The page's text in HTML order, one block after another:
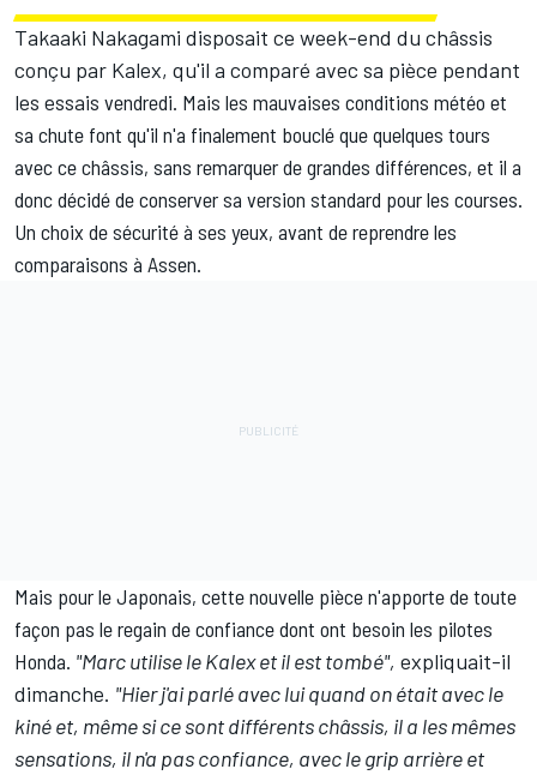
Takaaki Nakagami disposait ce week-end du châssis
conçu par Kalex, qu'il a comparé avec sa pièce pendant
les essais vendredi. Mais les mauvaises conditions météo et
sa chute font qu'il n'a finalement bouclé que quelques tours
avec ce châssis, sans remarquer de grandes différences, et il a
donc décidé de conserver sa version standard pour les courses.
Un choix de sécurité à ses yeux, avant de reprendre les
comparaisons à Assen.
Mais pour le Japonais, cette nouvelle pièce n'apporte de toute
façon pas le regain de confiance dont ont besoin les pilotes
Honda. "Marc utilise le Kalex et il est tombé", expliquait-il
dimanche. "Hier j'ai parlé avec lui quand on était avec le
kiné et, même si ce sont différents châssis, il a les mêmes
sensations, il n'a pas confiance, avec le grip arrière et